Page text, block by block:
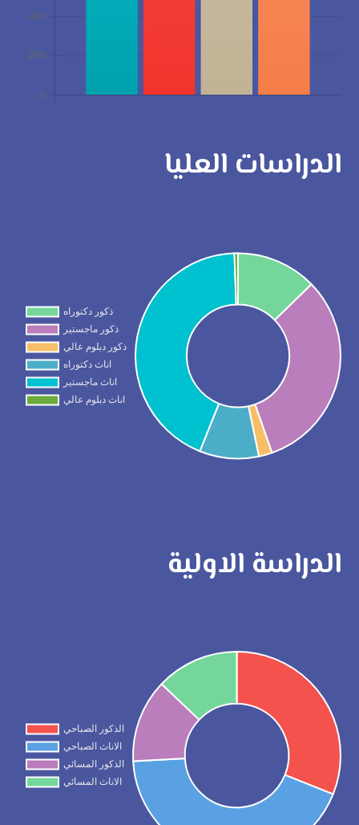
الدراسات العليا
الدراسة الاولية